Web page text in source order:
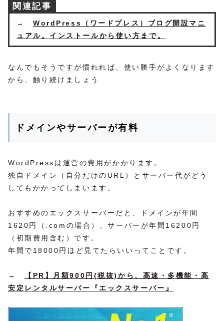
関連記事
→WordPress（ワードプレス）ブログ開設マニ
ュアル。インストールから使い方まで。
なんでもそうですが慣れれば、使い勝手がよくなります
から、触り続けましょう
ドメインやサーバーが有料
WordPressは運営の費用がかかります。
独自ドメイン（自分だけのURL）とサーバー代がどう
してもかかってしまいます。
おすすめのエックスサーバーだと、ドメインが年間
1620円（.comの場合）、サーバーが年間16200円
（初期費用含む）です。
年間で18000円ほど見てたらいいってことです。
→
【PR】月額900円(税抜)から、高速・多機能・高
安定レンタルサーバー『エックスサーバー』